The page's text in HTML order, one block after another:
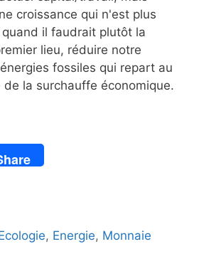
croissance qui n'est plus
il faudrait plutôt la
lieu, réduire notre
fossiles qui repart au
de la surchauffe économique.
, Energie, Monnaie